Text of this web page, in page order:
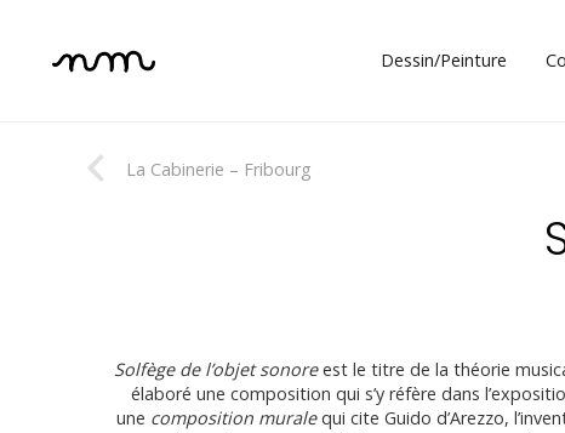
Dessin/Peinture
La Cabinerie – Fribourg
Solfège de l’objet sonoreest le titre de la théorie
élaboré une composition qui s’y réfère dans
une composition muralequi cite Guido d’Arezzo,